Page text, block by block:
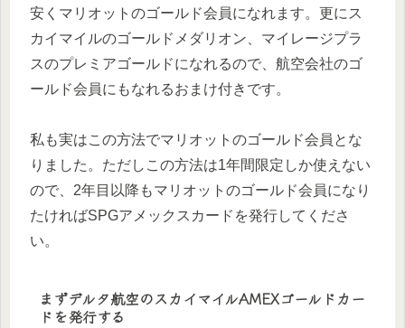
安くマリオットのゴールド会員になれます。更にス
カイマイルのゴールドメダリオン、マイレージプラ
スのプレミアゴールドになれるので、航空会社のゴ
ールド会員にもなれるおまけ付きです。
私も実はこの方法でマリオットのゴールド会員とな
りました。ただしこの方法は1年間限定しか使えない
ので、2年目以降もマリオットのゴールド会員になり
たければSPGアメックスカードを発行してくださ
い。
まずデルタ航空のスカイマイルAMEXゴールドカー
ドを発行する